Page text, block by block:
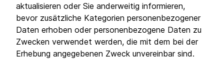
aktualisieren oder Sie anderweitig informieren,
bevor zusätzliche Kategorien personenbezogener
Daten erhoben oder personenbezogene Daten zu
Zwecken verwendet werden, die mit dem bei der
Erhebung angegebenen Zweck unvereinbar sind.